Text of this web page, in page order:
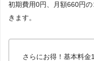
初期費用0円、月額660円
きます。
さらにお得！基本料金